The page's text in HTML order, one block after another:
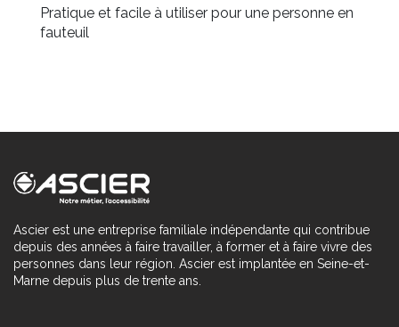
Pratique et facile à utiliser pour une personne en
fauteuil
Ascier est une entreprise familiale indépendante qui contribue
depuis des années à faire travailler, à former et à faire vivre des
personnes dans leur région. Ascier est implantée en Seine-et-
Marne depuis plus de trente ans.